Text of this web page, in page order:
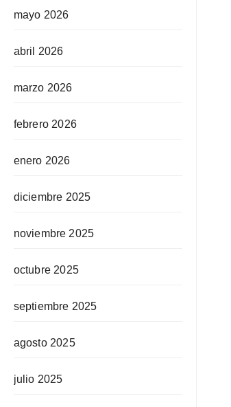
mayo 2026
abril 2026
marzo 2026
febrero 2026
enero 2026
diciembre 2025
noviembre 2025
octubre 2025
septiembre 2025
agosto 2025
julio 2025